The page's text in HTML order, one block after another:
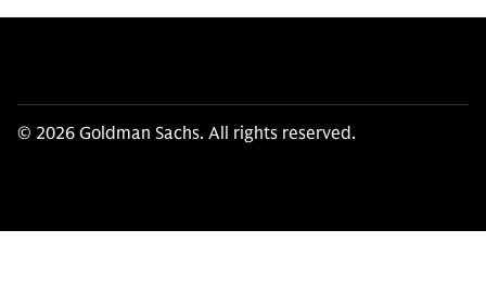
© 2026 Goldman Sachs. All rights reserved.